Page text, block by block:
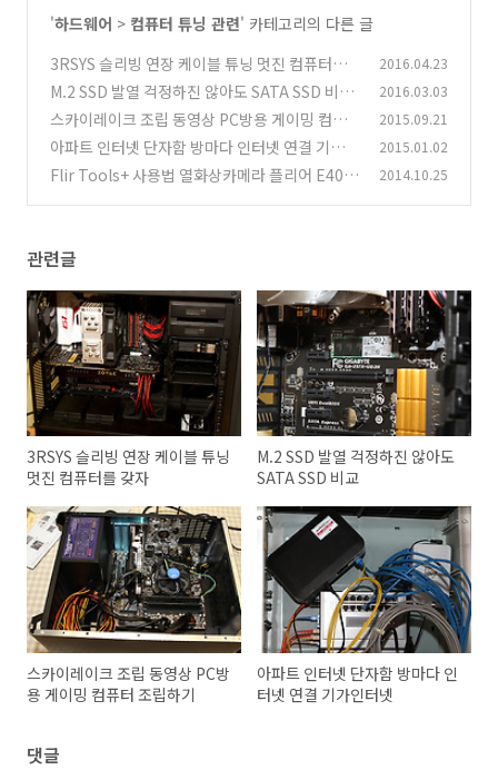
'하드웨어 > 컴퓨터 튜닝 관련' 카테고리의 다른 글
3RSYS 슬리빙 연장 케이블 튜닝 멋진 컴퓨터를
갖자
(4)
2016.04.23
M.2 SSD 발열 걱정하진 않아도 SATA SSD 비교
(21)
2016.03.03
스카이레이크 조립 동영상 PC방용 게이밍 컴퓨
터 조립하기
(75)
2015.09.21
아파트 인터넷 단자함 방마다 인터넷 연결 기가인
터넷
(95)
2015.01.02
Flir Tools+ 사용법 열화상카메라 플리어 E40 2014.10.25
관련글
3RSYS 슬리빙 연장 케이블 튜닝
멋진 컴퓨터를 갖자
M.2 SSD 발열 걱정하진 않아도
SATA SSD 비교
스카이레이크 조립 동영상 PC방
용 게이밍 컴퓨터 조립하기
아파트 인터넷 단자함 방마다 인
터넷 연결 기가인터넷
댓글